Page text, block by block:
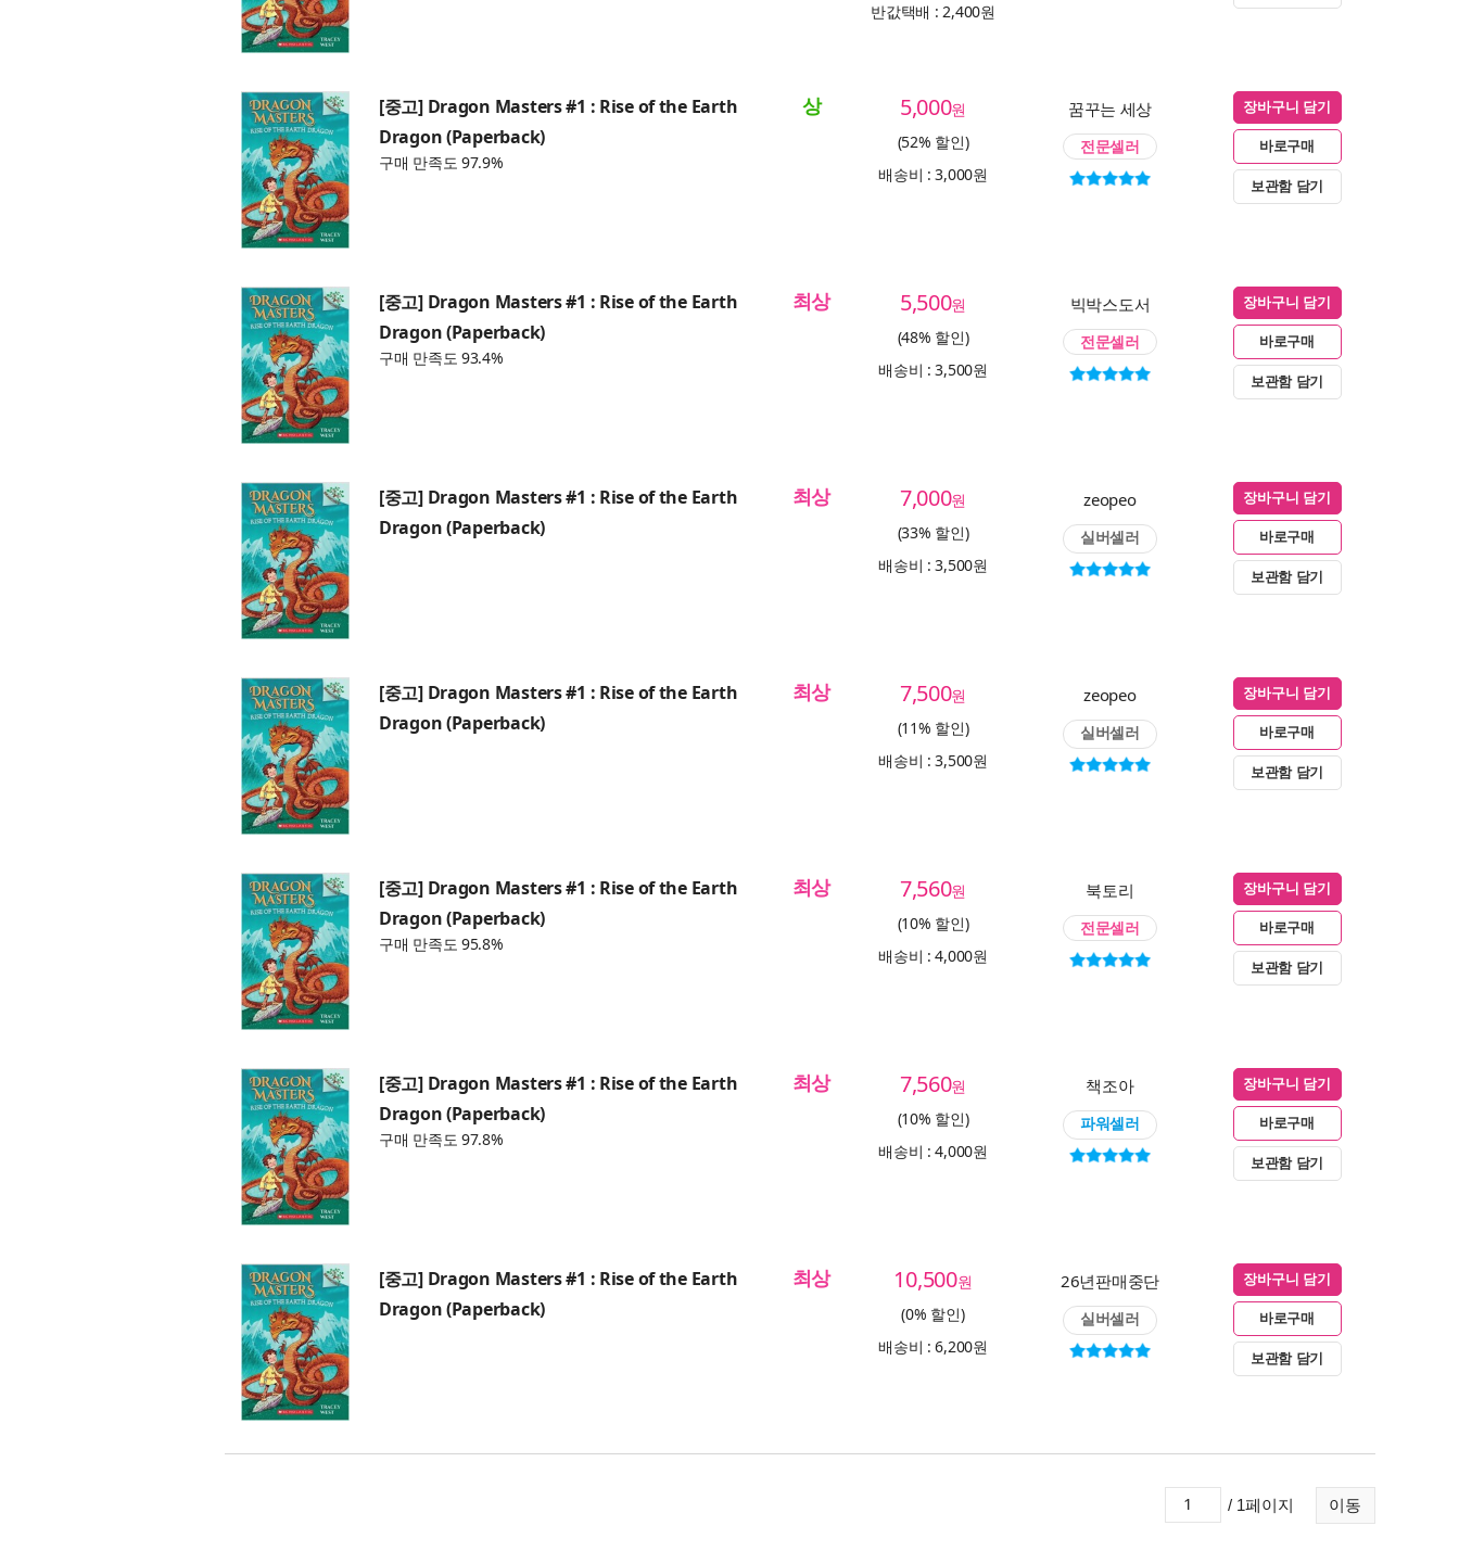
반값택배 : 2,400원
[중고] Dragon Masters #1 : Rise of the Earth
Dragon (Paperback)
구매 만족도 97.9%
상 5,000원
(52% 할인)
배송비 : 3,000원
꿈꾸는 세상
전문셀러
장바구니 담기
바로구매
보관함 담기
[중고] Dragon Masters #1 : Rise of the Earth
Dragon (Paperback)
구매 만족도 93.4%
최상 5,500원
(48% 할인)
배송비 : 3,500원
빅박스도서
전문셀러
장바구니 담기
바로구매
보관함 담기
[중고] Dragon Masters #1 : Rise of the Earth
Dragon (Paperback)
최상 7,000원
(33% 할인)
배송비 : 3,500원
zeopeo
실버셀러
장바구니 담기
바로구매
보관함 담기
[중고] Dragon Masters #1 : Rise of the Earth
Dragon (Paperback)
최상 7,500원
(11% 할인)
배송비 : 3,500원
zeopeo
실버셀러
장바구니 담기
바로구매
보관함 담기
[중고] Dragon Masters #1 : Rise of the Earth
Dragon (Paperback)
구매 만족도 95.8%
최상 7,560원
(10% 할인)
배송비 : 4,000원
북토리
전문셀러
장바구니 담기
바로구매
보관함 담기
[중고] Dragon Masters #1 : Rise of the Earth
Dragon (Paperback)
구매 만족도 97.8%
최상 7,560원
(10% 할인)
배송비 : 4,000원
책조아
파워셀러
장바구니 담기
바로구매
보관함 담기
[중고] Dragon Masters #1 : Rise of the Earth
Dragon (Paperback)
최상 10,500원
(0% 할인)
배송비 : 6,200원
26년판매중단
실버셀러
장바구니 담기
바로구매
보관함 담기
이동
/ 1페이지